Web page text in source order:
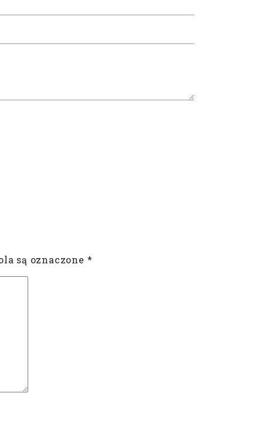
są oznaczone *